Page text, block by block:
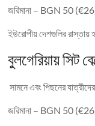
জরিমানা – BGN 50
ইউরোপীয় দেশগুলির রাস্তায়
বুলগেরিয়ায় সিট
সামনে এবং পিছনের
জরিমানা – BGN 50